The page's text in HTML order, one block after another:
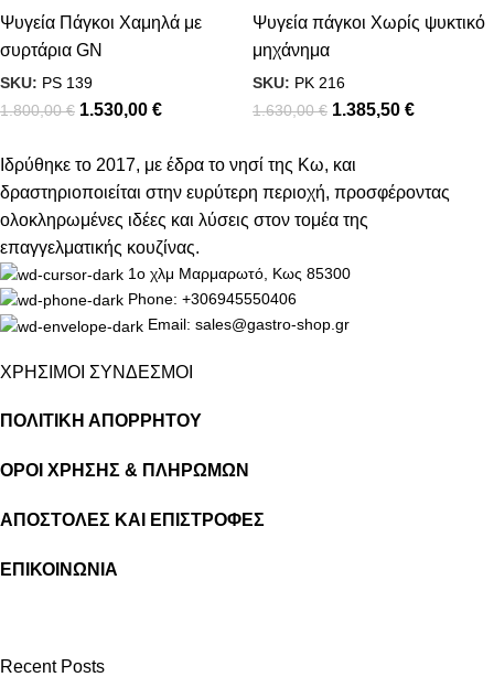
Ψυγεία Πάγκοι Χαμηλά με
συρτάρια GN
SKU: PS 139
1.800,00€ 1.530,00 €
μηχάνημα
Ψυγεία πάγκοι Χωρίς ψυκτικό
μηχάνημα
SKU: PK 216
1.630,00€ 1.385,50 €
Ιδρύθηκε το 2017, με έδρα το νησί της Κω, και
δραστηριοποιείται στην ευρύτερη περιοχή, προσφέροντας
ολοκληρωμένες ιδέες και λύσεις στον τομέα της
επαγγελματικής κουζίνας.
1ο χλμ Μαρμαρωτό, Κως 85300
Phone: +306945550406
Email: sales@gastro-shop.gr
ΧΡΗΣΙΜΟΙ ΣΥΝΔΕΣΜΟΙ
ΠΟΛΙΤΙΚΗ ΑΠΟΡΡΗΤΟΥ
ΟΡΟΙ ΧΡΗΣΗΣ & ΠΛΗΡΩΜΩΝ
ΑΠΟΣΤΟΛΕΣ ΚΑΙ ΕΠΙΣΤΡΟΦΕΣ
ΕΠΙΚΟΙΝΩΝΙΑ
Recent Posts